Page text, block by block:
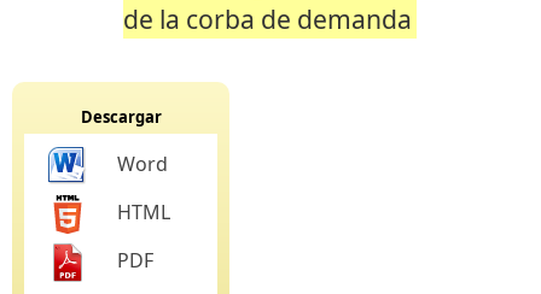
de la corba de demanda
Descargar
Word
HTML
PDF